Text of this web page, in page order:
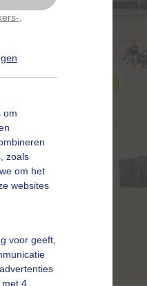
om
zoals
om het
websites
voor geeft,
4
pop-up